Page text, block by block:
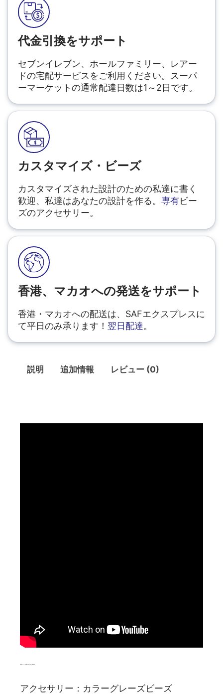
代金引換をサポート
セブンイレブン、ホールファミリー、レアー
ドの宅配サービスをご利用ください。スーパ
ーマーケットの通常配達日数は1～2日です。
カスタマイズ・ビーズ
カスタマイズされた設計のための私達に書く
歓迎、私達はあなたの設計を作る。 専有ビー
ズのアクセサリー。
香港、マカオへの発送をサポート
香港・マカオへの配送は、SAFエクスプレスに
て平日のみ承ります！ 翌日配達。
説明 追加情報 レビュー (0)
アクセサリー：カラーグレーズビーズ